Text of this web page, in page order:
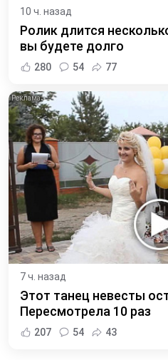
10 ч. назад
Ролик длится
вы будете долго
280 54 77
7 ч. назад
Этот танец невесты
Пересмотрела 10 раз
207 54 43